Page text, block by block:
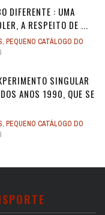
DIFERENTE : UMA
A RESPEITO DE ...
, PEQUENO CATÁLOGO DO
SINGULAR
ANOS 1990, QUE SE
, PEQUENO CATÁLOGO DO